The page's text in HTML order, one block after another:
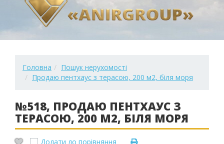
Головна
Пошук нерухомості
Продаю пентхаус з терасою, 200 м2, біля моря
№518, ПРОДАЮ ПЕНТХАУС З
ТЕРАСОЮ, 200 М2, БІЛЯ МОРЯ
Додати до порівняння